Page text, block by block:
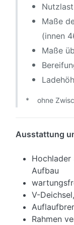
Maße
(innen
Maße
* ohne
Ausstattung
Hochlader
Aufbau
V-
Rahmen